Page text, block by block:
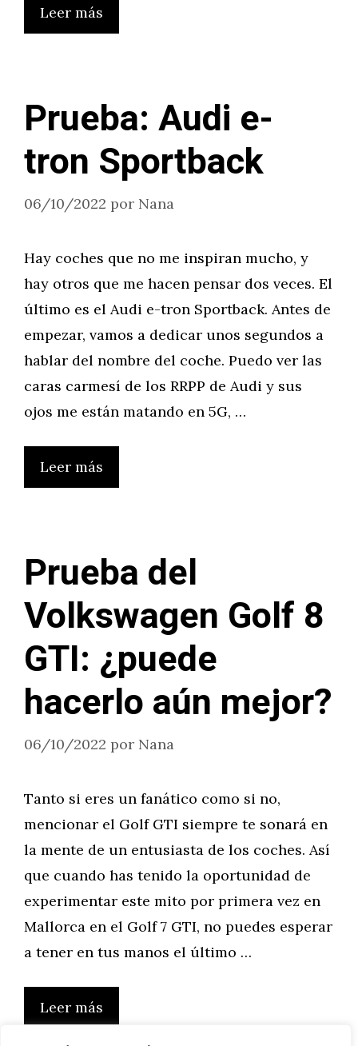
Leer más
Prueba: Audi e-
tron Sportback
06/10/2022 por Nana
Hay coches que no me inspiran mucho, y
hay otros que me hacen pensar dos veces. El
último es el Audi e-tron Sportback. Antes de
empezar, vamos a dedicar unos segundos a
hablar del nombre del coche. Puedo ver las
caras carmesí de los RRPP de Audi y sus
ojos me están matando en 5G, …
Leer más
Prueba del
Volkswagen Golf 8
GTI: ¿puede
hacerlo aún mejor?
06/10/2022 por Nana
Tanto si eres un fanático como si no,
mencionar el Golf GTI siempre te sonará en
la mente de un entusiasta de los coches. Así
que cuando has tenido la oportunidad de
experimentar este mito por primera vez en
Mallorca en el Golf 7 GTI, no puedes esperar
a tener en tus manos el último …
Leer más